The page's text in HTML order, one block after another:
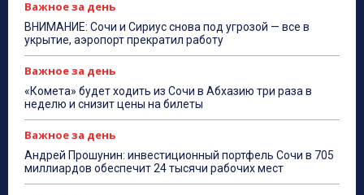
Важное за день
ВНИМАНИЕ: Сочи и Сириус снова под угрозой — все в
укрытие, аэропорт прекратил работу
Важное за день
«Комета» будет ходить из Сочи в Абхазию три раза в
неделю и снизит цены на билеты
Важное за день
Андрей Прошунин: инвестиционный портфель Сочи в 705
миллиардов обеспечит 24 тысячи рабочих мест